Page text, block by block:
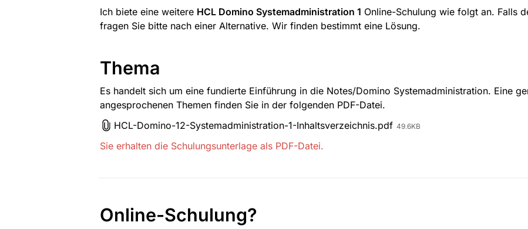
Ich biete eine weitere HCL Domino Systemadministration 1 Online-Schulung wie folgt an. Falls
fragen Sie bitte nach einer Alternative. Wir finden bestimmt eine Lösung.
Thema
Es handelt sich um eine fundierte Einführung in die Notes/Domino Systemadministration. Eine
angesprochenen Themen finden Sie in der folgenden PDF-Datei.
HCL-Domino-12-Systemadministration-1-Inhaltsverzeichnis.pdf 49.6KB
Sie erhalten die Schulungsunterlage als PDF-Datei.
Online-Schulung?